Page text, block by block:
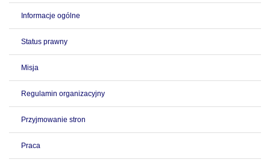
Informacje ogólne
Status prawny
Misja
Regulamin organizacyjny
Przyjmowanie stron
Praca